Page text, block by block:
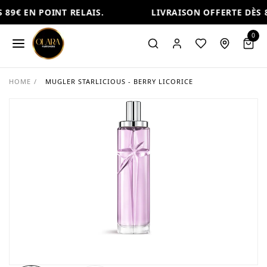
EN POINT RELAIS. LIVRAISON OFFERTE DÈS
0
HOME / MUGLER STARLICIOUS - BERRY LICORICE